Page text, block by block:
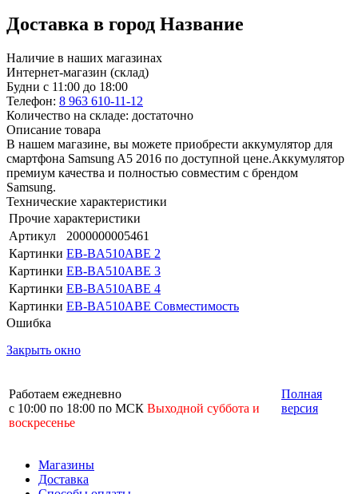
Доставка в город Название
Наличие в наших магазинах
Интернет-магазин (склад)
Будни с 11:00 до 18:00
Телефон: 8 963 610-11-12
Количество на складе: достаточно
Описание товара
В нашем магазине, вы можете приобрести аккумулятор для
смартфона Samsung A5 2016 по доступной цене.Аккумулятор
премиум качества и полностью совместим с брендом
Samsung.
Технические характеристики
Прочие характеристики
Артикул
2000000005461
Картинки EB-BA510ABE 2
Картинки EB-BA510ABE 3
Картинки EB-BA510ABE 4
Картинки EB-BA510ABE Совместимость
Ошибка
Закрыть окно
Работаем ежедневно
с 10:00 по 18:00 по МСК Выходной суббота и
воскресенье
Полная
версия
Магазины
Доставка